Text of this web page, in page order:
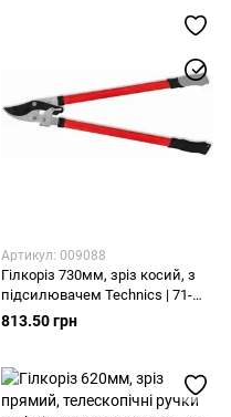
Артикул: 009088
Гілкоріз 730мм, зріз косий, з
підсилювачем Technics | 71-
022
813.50 грн